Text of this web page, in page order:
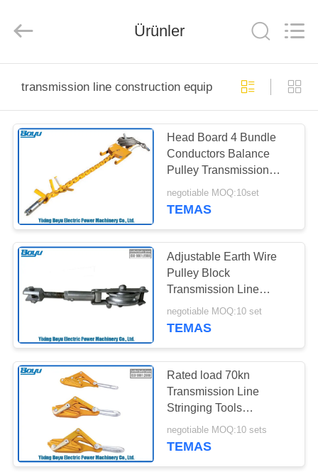
ÜRÜN:%
HAKKIMIZDA
FABRIKA
TURU
KALITE
BIZIMLE
ILETIŞIME
GEÇIN
HABERLER
Power
Machinery
Ürünler
transmission line construction equipment
Head Board 4 Bundle
Conductors Balance
Pulley Transmission
Line Stringing Tools
Accessories
negotiable MOQ:10set
TEMAS
Adjustable Earth Wire
Pulley Block
Transmission Line
Stringing Tools
Accessories Rated load
negotiable MOQ:10 set
TEMAS
Rated load 70kn
Transmission Line
Stringing Tools
Aluminum Alloy
Conductor Grips
negotiable MOQ:10 sets
TEMAS